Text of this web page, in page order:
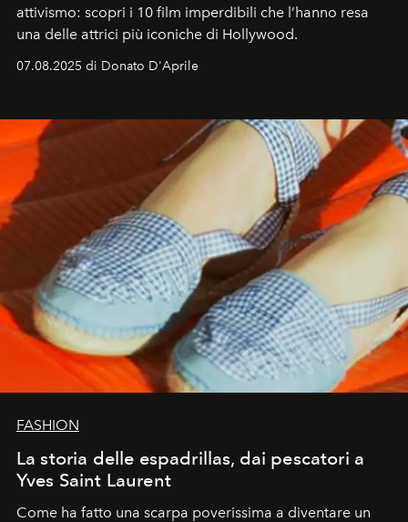
attivismo: scopri i 10 film imperdibili che l’hanno resa
una delle attrici più iconiche di Hollywood.
07.08.2025 di Donato D'Aprile
FASHION
La storia delle espadrillas, dai pescatori a
Yves Saint Laurent
Come ha fatto una scarpa poverissima a diventare un